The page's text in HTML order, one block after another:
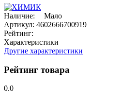
Наличие:
Мало
Артикул: 4602666700919
Рейтинг:
Характеристики
Другие характеристики
Рейтинг товара
0.0